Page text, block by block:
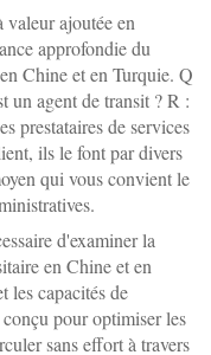
valeur ajoutée en
approfondie du
Chine et en Turquie. Q
un agent de transit ? R :
prestataires de services
ils le font par divers
qui vous convient le
d'examiner la
en Chine et en
les capacités de
pour optimiser les
sans effort à travers